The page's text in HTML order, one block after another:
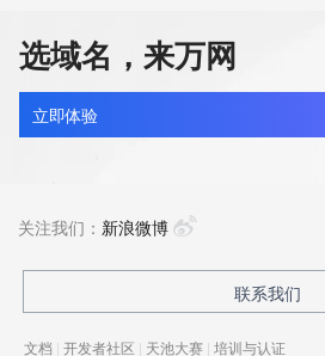
coetss.com
最近查询
最近查询
选域名，来万网
立即体验
关注我们： 新浪微博
联系我们
文档 | 开发者社区 | 天池大赛 | 培训与认证